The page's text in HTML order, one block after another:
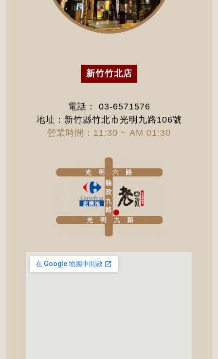
新竹竹北店
電話： 03-6571576
地址：新竹縣竹北市光明九路106號
營業時間：11:30 ~ AM 01:30